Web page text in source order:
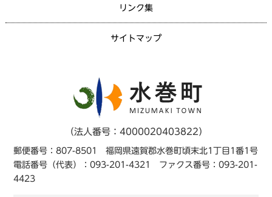
リンク集
サイトマップ
（法人番号：4000020403822）
郵便番号：807-8501 福岡県遠賀郡水巻町頃末北1丁目1番1号
電話番号（代表）：093-201-4321 ファクス番号：093-201-
4423